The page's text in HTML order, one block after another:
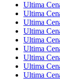
Ultima
Ultima
Ultima
Ultima
Ultima
Ultima
Ultima
Ultima
Ultima